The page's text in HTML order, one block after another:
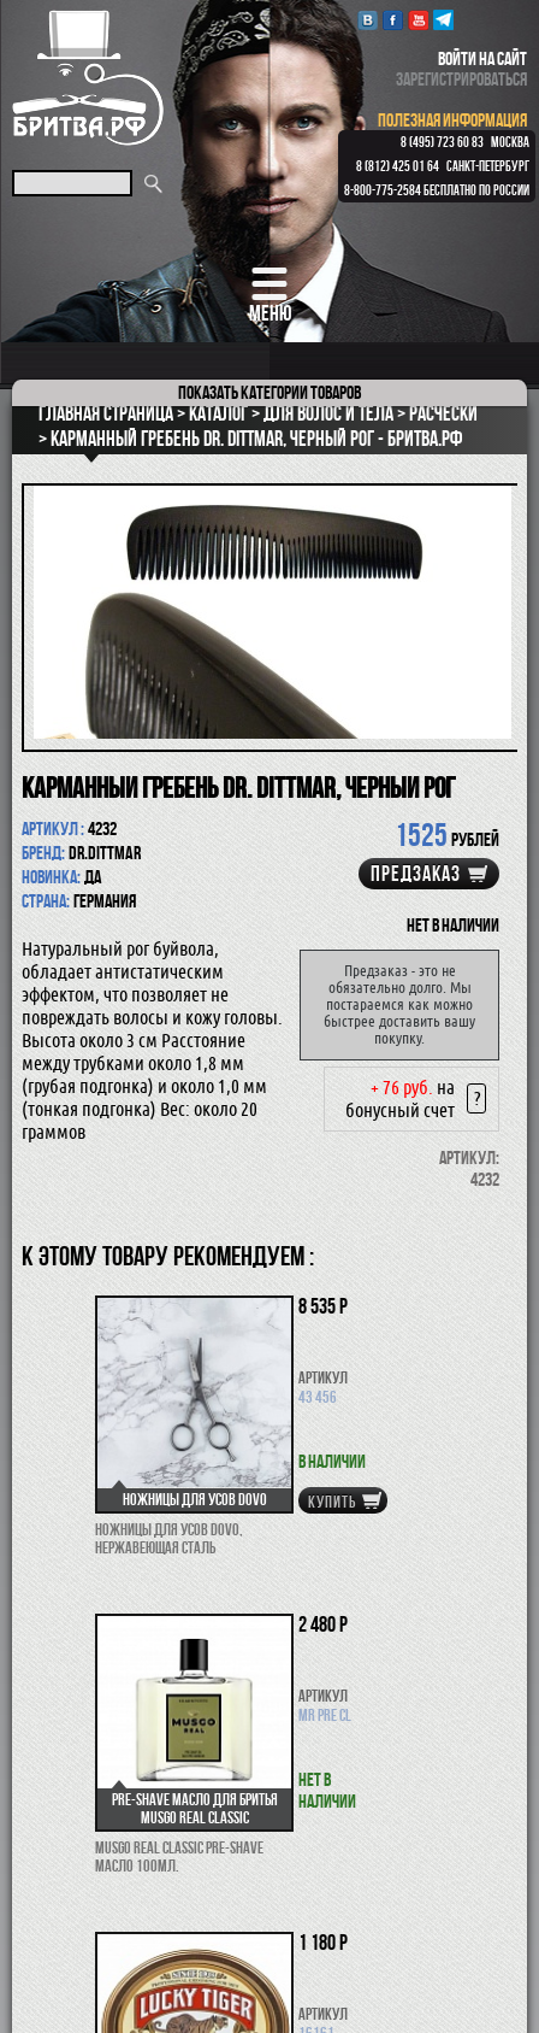
МЕНЮ
ВОЙТИ НА САЙТ
ЗАРЕГИСТРИРОВАТЬСЯ
ПОЛЕЗНАЯ ИНФОРМАЦИЯ
8 (495) 723 60 83 МОСКВА
8 (812) 425 01 64 САНКТ-ПЕТЕРБУРГ
8-800-775-2584 БЕСПЛАТНО ПО РОССИИ
Показатькатегории товаров
ПОДАРОЧНЫЕ НАБОРЫ
ОПАСНЫЕ БРИТВЫ
РЕМНИ
КЛАССИЧЕСКИЕ СТАНКИ
БРИТВЕННЫЕ НАБОРЫ
ПОМАЗКИ
СОВРЕМЕННЫЕ БРИТВЫ
ПОСЛЕ БРИТЬЯ
ДЛЯ БОРОДЫ И УСОВ
ДЛЯ ВОЛОС И ТЕЛА
ЧАШКИ
КОСМЕТИЧКИ
АКСЕССУАРЫ
МАНИКЮРНЫЕ ИНСТРУМЕНТЫ
СКИДКА
Главная страница Каталог для волос и тела
Расчески
Карманный гребень Dr. Dittmar, черный рог - Бритва.рф
Карманный гребень Dr. Dittmar, черный рог
1525 рублей
ПРЕДЗАКАЗ
Нет в наличии
Предзаказ - это не
обязательно долго. Мы
постараемся как можно
быстрее доставить вашу
покупку.
+ 76 руб.на
бонусный счет
?
Артикул:
4232
Артикул :4232
Бренд:Dr.Dittmar
Новинка:да
Страна:Германия
Натуральный рог буйвола,
обладает антистатическим
эффектом, что позволяет не
повреждать волосы и кожу головы.
Высота около 3 см Расстояние
между трубками около 1,8 мм
(грубая подгонка) и около 1,0 мм
(тонкая подгонка) Вес: около 20
граммов
К ЭТОМУ ТОВАРУ РЕКОМЕНДУЕМ :
Ножницы для усов Dovo
Ножницы для усов Dovo,
нержавеющая сталь
8 535 р
Артикул
43 456
В наличии
КУПИТЬ
Pre-shave масло для бритья
Musgo Real Classic
Musgo Real Classic Pre-Shave
масло 100мл.
2 480 р
Артикул
MR PRE CL
Нет в
наличии
1 180 р
Артикул